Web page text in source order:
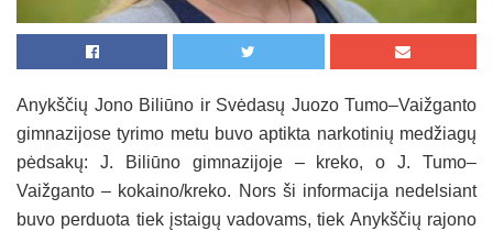
Anykščių Jono Biliūno ir Svėdasų Juozo Tumo–Vaižganto
gimnazijose tyrimo metu buvo aptikta narkotinių medžiagų
pėdsakų: J. Biliūno gimnazijoje – kreko, o J. Tumo–
Vaižganto – kokaino/kreko. Nors ši informacija nedelsiant
buvo perduota tiek įstaigų vadovams, tiek Anykščių rajono